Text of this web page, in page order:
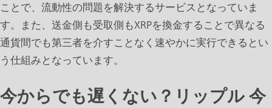
ことで、流動性の問題を解決するサービスとなっていま
す。また、送金側も受取側もXRPを換金することで異なる
通貨間でも第三者を介すことなく速やかに実行できるとい
う仕組みとなっています。
今からでも遅くない？リップル 今